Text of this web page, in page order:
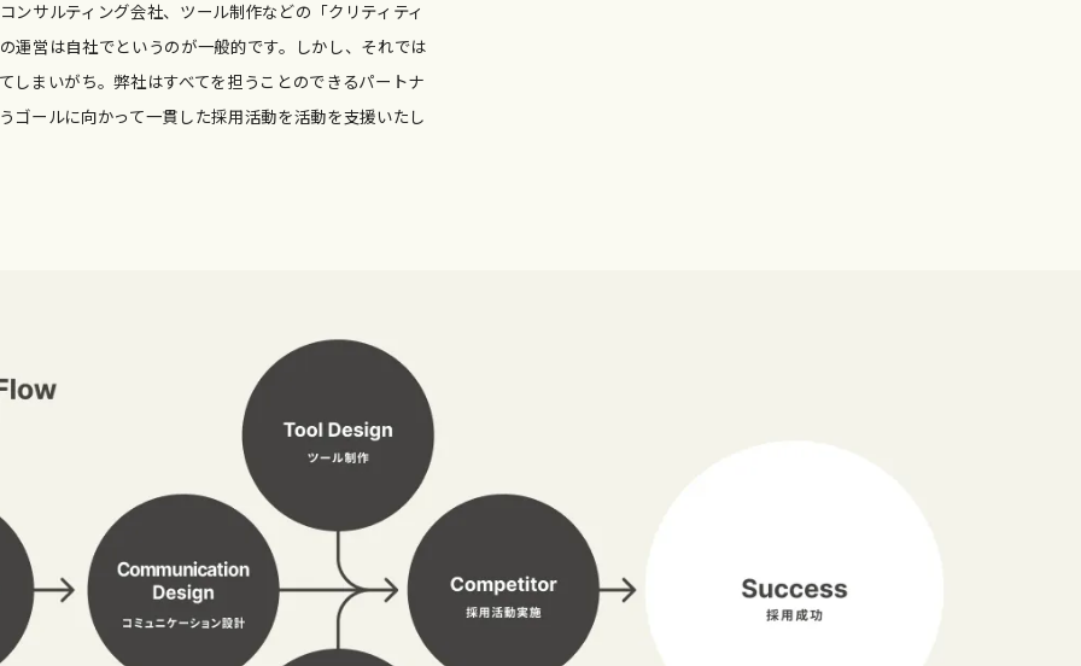
ンサルティング会社、ツール制作などの「クリティティ
運営は自社でというのが一般的です。しかし、それでは
しまいがち。弊社はすべてを担うことのできるパートナ
ゴールに向かって一貫した採用活動を活動を支援いたし